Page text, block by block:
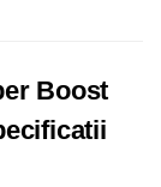
Boost